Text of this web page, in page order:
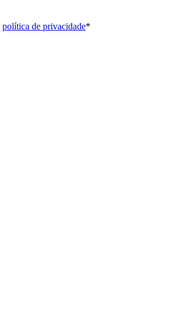
política de privacidade*